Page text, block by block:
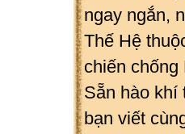
ngay ngắn,
Thế Hệ
chiến
Sẵn hào khí
bạn viết